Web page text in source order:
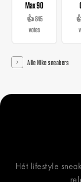
Max 90
👍 845
votes
Alle Nike sneakers
Hét lifestyle